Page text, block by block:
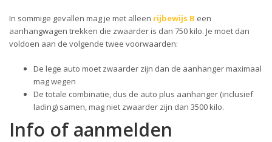
In sommige gevallen mag je met alleen rijbewijs B een
aanhangwagen trekken die zwaarder is dan 750 kilo. Je moet dan
voldoen aan de volgende twee voorwaarden:
De lege auto moet zwaarder zijn dan de aanhanger maximaal
mag wegen
De totale combinatie, dus de auto plus aanhanger (inclusief
lading) samen, mag niet zwaarder zijn dan 3500 kilo.
Info of aanmelden